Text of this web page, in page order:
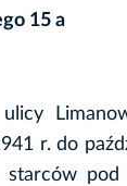
15 a
r. do
starców